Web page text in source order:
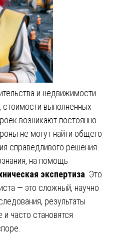
и недвижимости
выполненных
возникают постоянно.
не могут найти общего
справедливого решения
на помощь
экспертиза . Это
— это сложный, научно
результаты
часто становятся